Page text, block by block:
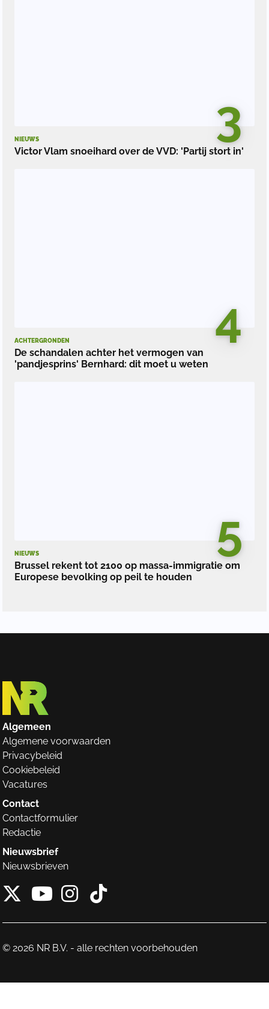
3
NIEUWS
Victor Vlam snoeihard over de VVD: 'Partij stort in'
4
ACHTERGRONDEN
De schandalen achter het vermogen van
'pandjesprins' Bernhard: dit moet u weten
5
NIEUWS
Brussel rekent tot 2100 op massa-immigratie om
Europese bevolking op peil te houden
Algemeen
Algemene voorwaarden
Privacybeleid
Cookiebeleid
Vacatures
Contact
Contactformulier
Redactie
Nieuwsbrief
Nieuwsbrieven
X van NieuwRechts
Instagram van
Tiktok van
© 2026 NR B.V. - alle rechten voorbehouden